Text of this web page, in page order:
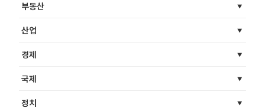
부동산
산업
경제
국제
정치